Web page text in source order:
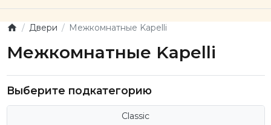
Двери Межкомнатные Kapelli
Межкомнатные Kapelli
Выберите подкатегорию
Classic